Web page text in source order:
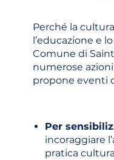
Perché la
l’educazione e
Comune di
numerose
propone eventi
Per
incoraggiare
pratica